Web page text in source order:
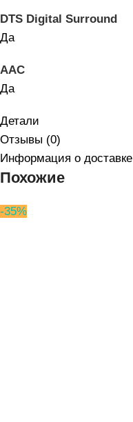
DTS Digital Surround
Да
AAC
Да
Детали
Отзывы (0)
Информация о доставке
Похожие
-35%